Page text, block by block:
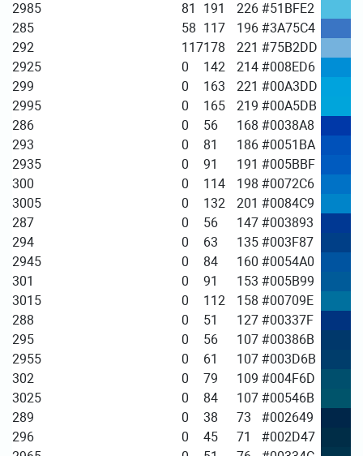
2985
81 191 226 #51BFE2
285
58 117 196 #3A75C4
292
117178 221 #75B2DD
2925
0 142 214 #008ED6
299
0 163 221 #00A3DD
2995
0 165 219 #00A5DB
286
0 56 168 #0038A8
293
0 81 186 #0051BA
2935
0 91 191 #005BBF
300
0 114 198 #0072C6
3005
0 132 201 #0084C9
287
0 56 147 #003893
294
0 63 135 #003F87
2945
0 84 160 #0054A0
301
0 91 153 #005B99
3015
0 112 158 #00709E
288
0 51 127 #00337F
295
0 56 107 #00386B
2955
0 61 107 #003D6B
302
0 79 109 #004F6D
3025
0 84 107 #00546B
289
0 38 73
#002649
296
0 45 71
#002D47